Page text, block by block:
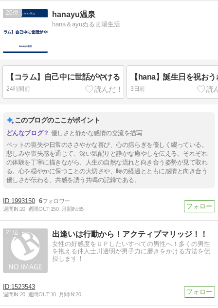
20 hanayu温泉
hana＆ayuぬるま湯生活
【コラム】自己中に世話がやける
24時間前
【hana】誕生日を祝おう
3日前
このブログのここがポイント
優しさと静かな感情の交流を描写
ペットの喪失や日常のささやかな喜び、心の揺らぎを優しく綴っている。
悲しみや喪失感を通じて、深い気配りと静かな癒やしを伝える。それぞれ
の体験を丁寧に描きながら、人生の自然な流れと向き合う姿勢が見て取れ
る。心を穏やかに保つことの大切さや、時の経過とともに感情と向き合う
優しさが伝わる、共感を誘う共鳴の記録である。
1993150 6
週間IN:20 週間OUT:150 月間IN:55
21 出逢いは行動から！アクティブマリッジ！！
女性の好感度をＵＰしたいすべての男性へ！多くの男性
を抱える仲人士川邊明が男子力に磨きをかける方法を伝
授します！
1523543
週間IN:20 週間OUT:10 月間IN:20